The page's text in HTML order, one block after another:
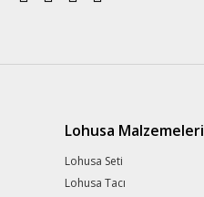
Lohusa Malzemeleri
Lohusa Seti
Lohusa Tacı